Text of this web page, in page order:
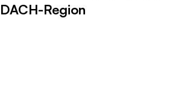
DACH-Region